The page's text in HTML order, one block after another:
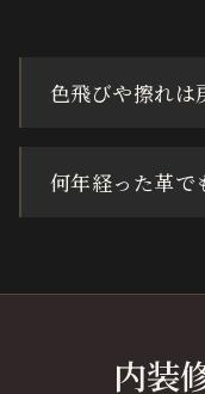
色飛びや擦れは
何年経った革で
内装